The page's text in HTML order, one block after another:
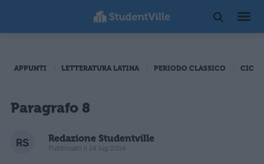
APPUNTI LETTERATURA LATINA PERIODO CLASSICO
Paragrafo 8
Redazione Studentville
Pubblicato il 14 lug 2014